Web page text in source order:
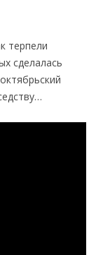
терпели
сделалась